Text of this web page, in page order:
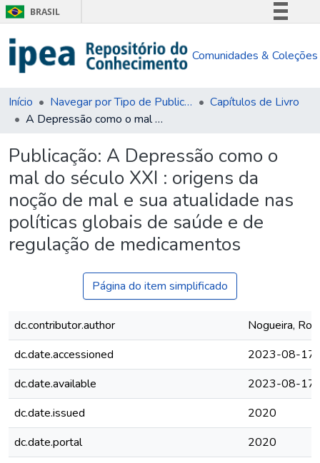
BRASIL
Comunica BR
Acesso à informação
Comunidades & Coleções
Início Navegar por Tipo de Publicação
Capítulos de Livro
A Depressão como o mal do século XXI : origens da noção de mal e sua atualidade nas políticas globais de saúde e de regulação de medicamentos
Publicação: A Depressão como o
mal do século XXI : origens da
noção de mal e sua atualidade nas
políticas globais de saúde e de
regulação de medicamentos
Página do item simplificado
dc.contributor.author
Nogueira,
dc.date.accessioned
2023-08-
dc.date.available
2023-08-
dc.date.issued
2020
dc.date.portal
2020